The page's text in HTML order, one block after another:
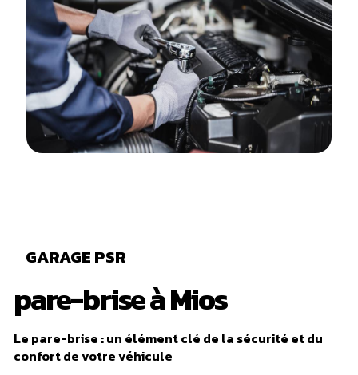
GARAGE PSR
pare-brise à Mios
Le pare-brise : un élément clé de la sécurité et du
confort de votre véhicule